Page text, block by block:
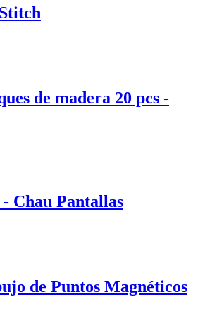
de madera 20 pcs -
Chau Pantallas
de Puntos Magnéticos